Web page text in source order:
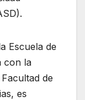
Escuela de
con la
de
es